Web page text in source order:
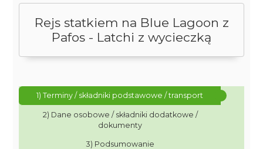
Rejs statkiem na Blue Lagoon z
Pafos - Latchi z wycieczką
1) Terminy / składniki podstawowe / transport
2) Dane osobowe / składniki dodatkowe /
dokumenty
3) Podsumowanie